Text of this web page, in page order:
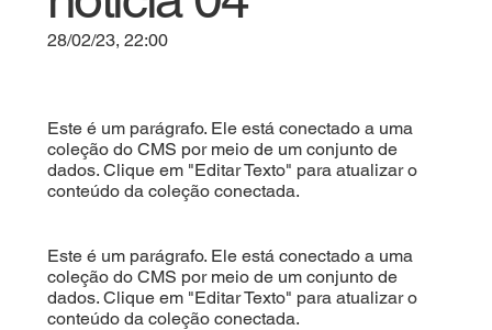
28/02/23, 22:00
Este é um parágrafo. Ele está conectado a uma
coleção do CMS por meio de um conjunto de
dados. Clique em "Editar Texto" para atualizar o
conteúdo da coleção conectada.
Este é um parágrafo. Ele está conectado a uma
coleção do CMS por meio de um conjunto de
dados. Clique em "Editar Texto" para atualizar o
conteúdo da coleção conectada.